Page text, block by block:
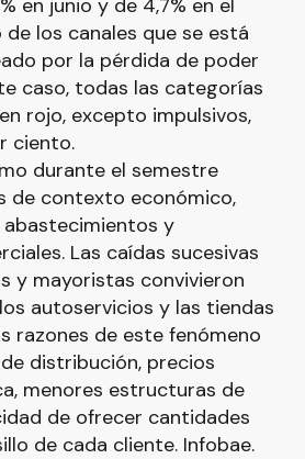
en junio y de 4,7% en el
los canales que se está
por la pérdida de poder
caso, todas las categorías
rojo, excepto impulsivos,
ciento.
durante el semestre
de contexto económico,
abastecimientos y
Las caídas sucesivas
y mayoristas convivieron
autoservicios y las tiendas
razones de este fenómeno
distribución, precios
menores estructuras de
de ofrecer cantidades
de cada cliente. Infobae.